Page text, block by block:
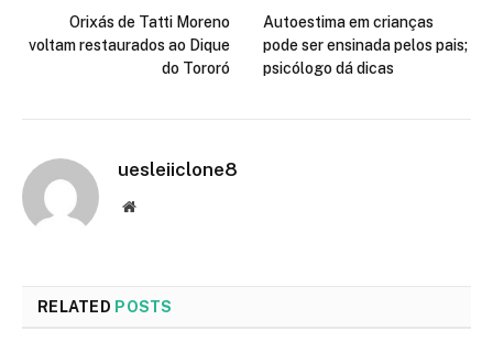
Orixás de Tatti Moreno
voltam restaurados ao Dique
do Tororó
Autoestima em crianças
pode ser ensinada pelos pais;
psicólogo dá dicas
uesleiiclone8
Website
RELATED POSTS